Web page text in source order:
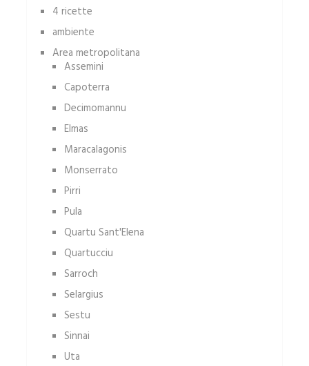
4 ricette
ambiente
Area metropolitana
Assemini
Capoterra
Decimomannu
Elmas
Maracalagonis
Monserrato
Pirri
Pula
Quartu Sant'Elena
Quartucciu
Sarroch
Selargius
Sestu
Sinnai
Uta